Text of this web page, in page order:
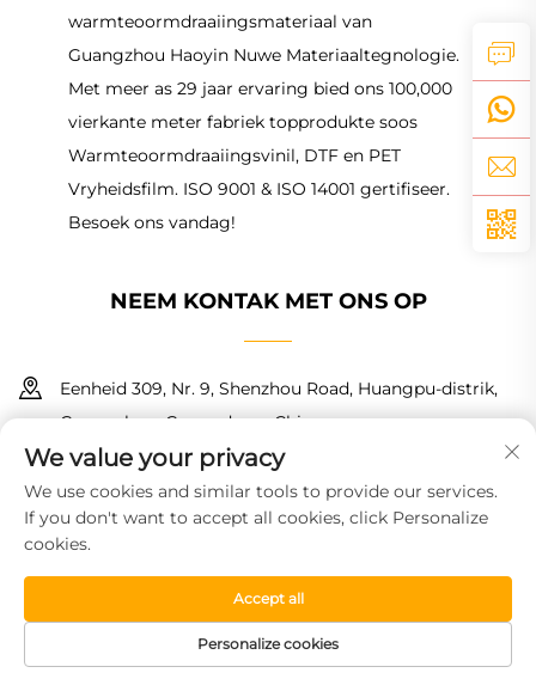
warmteoormdraaiingsmateriaal van
Guangzhou Haoyin Nuwe Materiaaltegnologie.
Met meer as 29 jaar ervaring bied ons 100,000
vierkante meter fabriek topprodukte soos
Warmteoormdraaiingsvinil, DTF en PET
Vryheidsfilm. ISO 9001 & ISO 14001 gertifiseer.
Besoek ons vandag!
NEEM KONTAK MET ONS OP
Eenheid 309, Nr. 9, Shenzhou Road, Huangpu-distrik,
Guangzhou, Guangdong, China
+86 18150601728
[email protected]
Kopiereg © 2026 Guangzhou Haoyin New Material Technology
Co., Ltd. Alle regte voorbehou. Privaatheidsbeleid
TUISBLAD PRODUKTE GRATIS MONSTER TEL
We value your privacy
We use cookies and similar tools to provide our services.
If you don't want to accept all cookies, click Personalize
cookies.
Personalize cookies
Accept all